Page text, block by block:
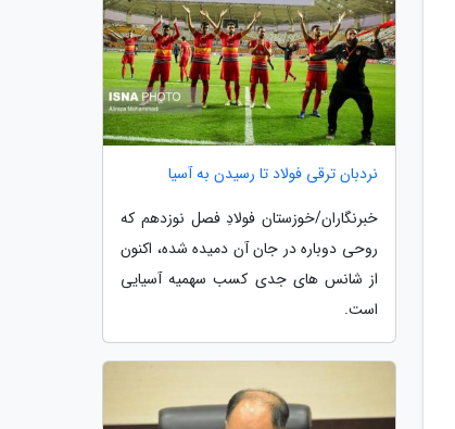
نردبان ترقی فولاد تا رسیدن به آسیا
خبرنگاران/خوزستان فولادِ فصل نوزدهم که
روحی دوباره در جان آن دمیده شده، اکنون
از شانس های جدی کسب سهمیه آسیایی
است.